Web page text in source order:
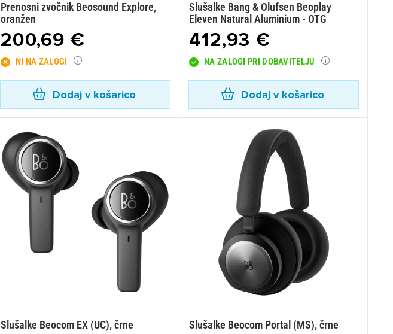
Prenosni zvočnik Beosound Explore,
oranžen
200,69 €
NI NA ZALOGI
Dodaj v košarico
Slušalke Bang & Olufsen Beoplay
Eleven Natural Aluminium - OTG
412,93 €
NA ZALOGI PRI DOBAVITELJU
Dodaj v košarico
Slušalke Beocom EX (UC), črne Slušalke Beocom Portal (MS), črne